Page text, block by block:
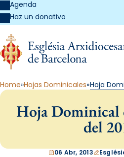
Agenda
Haz un donativo
Home Hojas Dominicales Hoja
Hoja Dominical
del
06 Abr, 2013